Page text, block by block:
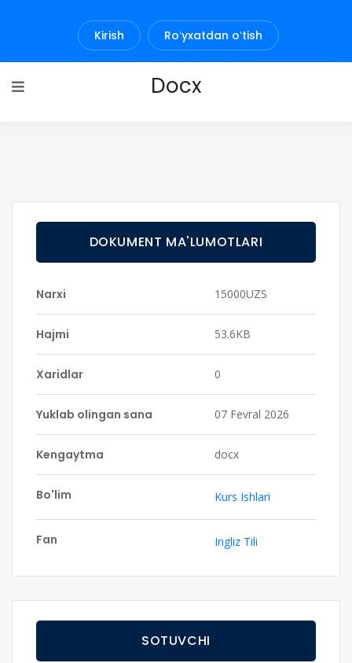
Kirish Roʻyxatdan oʻtish
Docx
DOKUMENT MA'LUMOTLARI
Narxi 15000UZS
Hajmi 53.6KB
Xaridlar 0
Yuklab olingan sana 07 Fevral 2026
Kengaytma docx
Bo'lim Kurs Ishlari
Fan Ingliz Tili
SOTUVCHI